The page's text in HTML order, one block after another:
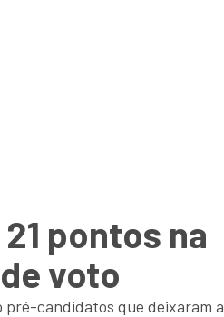
pontos na
voto
candidatos que deixaram a